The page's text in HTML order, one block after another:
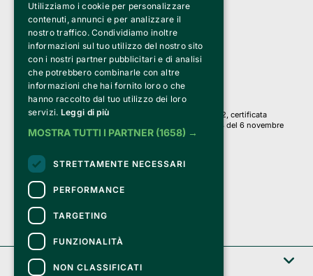
Clappit è un marchio di proprietà di:
Bemils Srl
a Socio Unico
Via Fosse Ardeatine, 4 -20092 Cinisello Balsamo (MI)
PI 05589050961
Iscr. C.C.I.A.A. Milano R.E.A. 1833471
© 2010-2025 Bemils Srl - Tutti i diritti riservati
Credits:
Clappit è basato sulla piattaforma di biglietteria Belive 6.2, certificata
dall’Agenzia delle Entrate con protocollo n. 2025/445474 del 6 novembre
2025.
Su Clappit i tuoi acquisti ed i tuoi dati
sono sicuri e protetti da un certificato SSL
con crittografia a 128 bit.
Clappit
Utilizziamo i cookie per personalizzare
contenuti, annunci e per analizzare il
nostro traffico. Condividiamo inoltre
informazioni sul tuo utilizzo del nostro sito
con i nostri partner pubblicitari e di analisi
che potrebbero combinarle con altre
informazioni che hai fornito loro o che
hanno raccolto dal tuo utilizzo dei loro
servizi. Leggi di più
MOSTRA TUTTI I PARTNER (1658) →
STRETTAMENTE NECESSARI
PERFORMANCE
TARGETING
FUNZIONALITÀ
NON CLASSIFICATI